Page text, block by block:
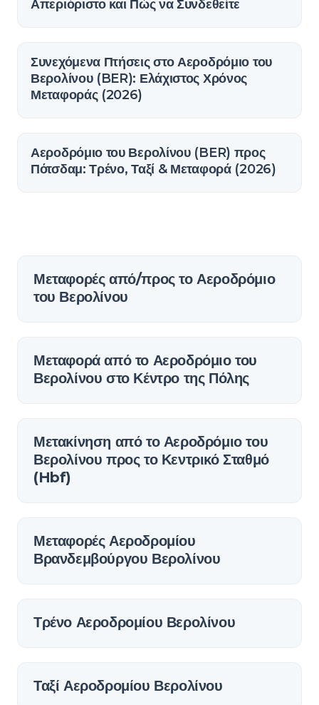
Απεριόριστο και Πώς να Συνδεθείτε
Συνεχόμενα Πτήσεις στο Αεροδρόμιο του
Βερολίνου (BER): Ελάχιστος Χρόνος
Μεταφοράς (2026)
Αεροδρόμιο του Βερολίνου (BER) προς
Πότσδαμ: Τρένο, Ταξί & Μεταφορά (2026)
Μεταφορές από/προς το Αεροδρόμιο
του Βερολίνου
Μεταφορά από το Αεροδρόμιο του
Βερολίνου στο Κέντρο της Πόλης
Μετακίνηση από το Αεροδρόμιο του
Βερολίνου προς το Κεντρικό Σταθμό
(Hbf)
Μεταφορές Αεροδρομίου
Βρανδεμβούργου Βερολίνου
Τρένο Αεροδρομίου Βερολίνου
Ταξί Αεροδρομίου Βερολίνου